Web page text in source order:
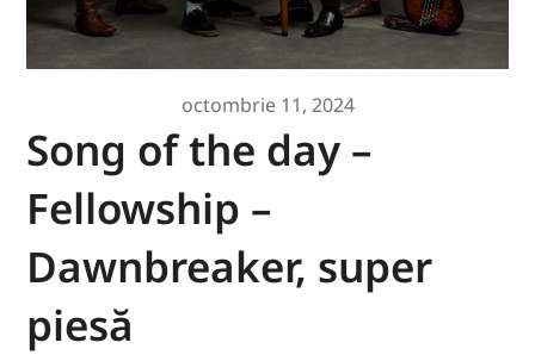
octombrie 11, 2024
Song of the day –
Fellowship –
Dawnbreaker, super
piesă